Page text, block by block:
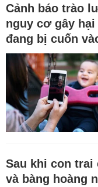
Cảnh báo trào
nguy cơ gây
đang bị cuốn
Sau khi con trai
và bàng hoàng